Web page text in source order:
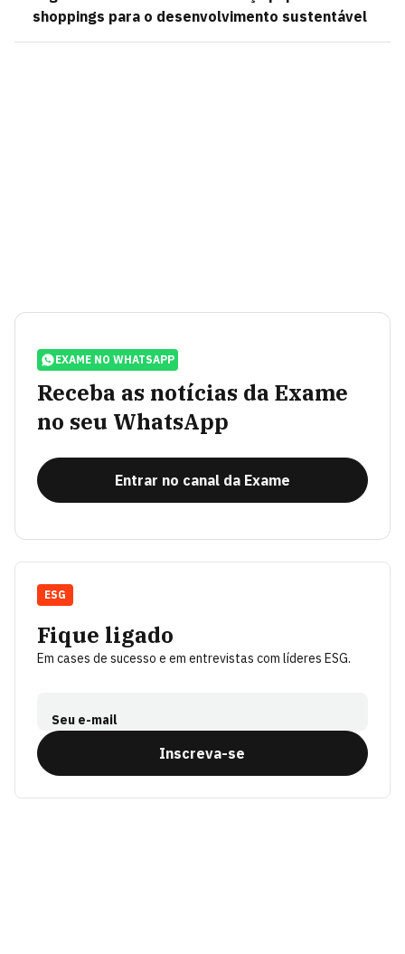
shoppings para o desenvolvimento sustentável
EXAME NO WHATSAPP
Receba as notícias da Exame
no seu WhatsApp
Entrar no canal da Exame
Fique ligado
Em cases de sucesso e em entrevistas com líderes ESG.
Seu e-mail
Inscreva-se
ESG